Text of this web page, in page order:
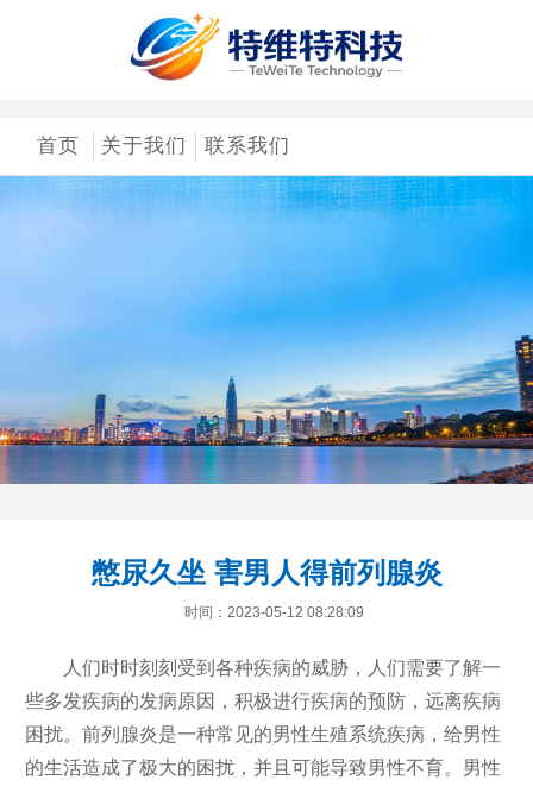
首页 关于我们 联系我们
憋尿久坐 害男人得前列腺炎
时间：2023-05-12 08:28:09
人们时时刻刻受到各种疾病的威胁，人们需要了解一
些多发疾病的发病原因，积极进行疾病的预防，远离疾病
困扰。前列腺炎是一种常见的男性生殖系统疾病，给男性
的生活造成了极大的困扰，并且可能导致男性不育。男性